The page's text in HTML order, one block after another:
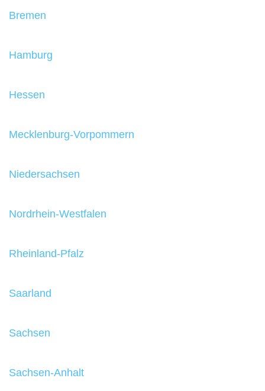
Bremen
Hamburg
Hessen
Mecklenburg-Vorpommern
Niedersachsen
Nordrhein-Westfalen
Rheinland-Pfalz
Saarland
Sachsen
Sachsen-Anhalt